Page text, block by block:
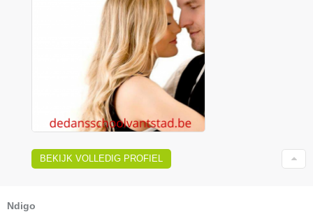
BEKIJK VOLLEDIG PROFIEL
Ndigo